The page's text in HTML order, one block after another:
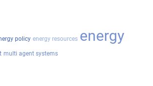
policy energy resources energy
multi agent systems